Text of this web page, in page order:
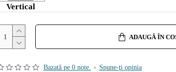
Bazată pe 0 note. - Spune-ţi opinia
Vertical
ADAUGĂ ÎN